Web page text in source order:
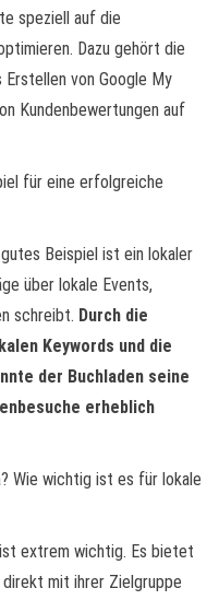
speziell auf die
Dazu gehört die
Erstellen von Google My
Kundenbewertungen auf
für eine erfolgreiche
Beispiel ist ein lokaler
über lokale Events,
schreibt. Durch die
Keywords und die
der Buchladen seine
erheblich
Wie wichtig ist es für lokale
extrem wichtig. Es bietet
mit ihrer Zielgruppe